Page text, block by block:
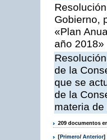
Gobierno,
«Plan
año 2018»
de la
que se
de la
materia
209 documentos
[Primero/ Anterior]